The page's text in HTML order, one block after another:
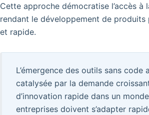
Cette approche démocratise l’accès à
rendant le développement de produits
et rapide.
L’émergence des outils sans code
catalysée par la demande
d’innovation rapide dans un
entreprises doivent s’adapter